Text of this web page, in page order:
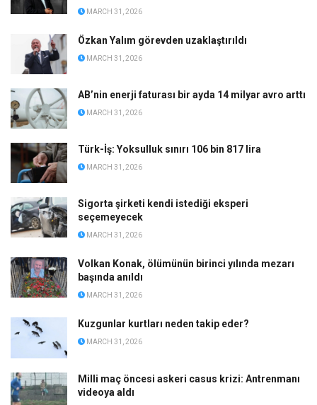
MARCH 31, 2026
Özkan Yalım görevden uzaklaştırıldı
MARCH 31, 2026
AB’nin enerji faturası bir ayda 14 milyar avro arttı
MARCH 31, 2026
Türk-İş: Yoksulluk sınırı 106 bin 817 lira
MARCH 31, 2026
Sigorta şirketi kendi istediği eksperi
seçemeyecek
MARCH 31, 2026
Volkan Konak, ölümünün birinci yılında mezarı
başında anıldı
MARCH 31, 2026
Kuzgunlar kurtları neden takip eder?
MARCH 31, 2026
Milli maç öncesi askeri casus krizi: Antrenmanı
videoya aldı